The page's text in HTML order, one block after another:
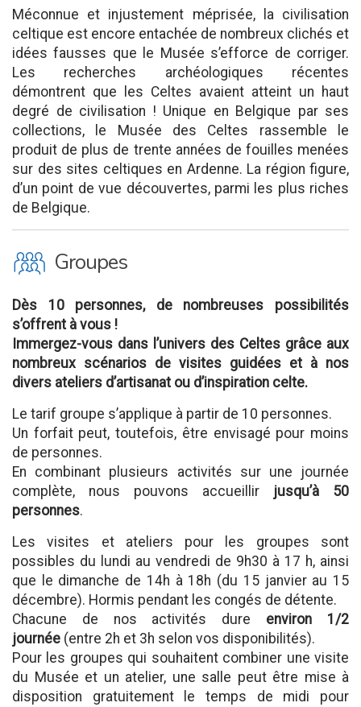
Méconnue et injustement méprisée, la civilisation
celtique est encore entachée de nombreux clichés et
idées fausses que le Musée s’efforce de corriger.
Les recherches archéologiques récentes
démontrent que les Celtes avaient atteint un haut
degré de civilisation ! Unique en Belgique par ses
collections, le Musée des Celtes rassemble le
produit de plus de trente années de fouilles menées
sur des sites celtiques en Ardenne. La région figure,
d’un point de vue découvertes, parmi les plus riches
de Belgique.
O Groupes
Dès 10 personnes, de nombreuses possibilités
s’offrent à vous !
Immergez-vous dans l’univers des Celtes grâce aux
nombreux scénarios de visites guidées et à nos
divers ateliers d’artisanat ou d’inspiration celte.
Le tarif groupe s’applique à partir de 10 personnes.
Un forfait peut, toutefois, être envisagé pour moins
de personnes.
En combinant plusieurs activités sur une journée
complète, nous pouvons accueillir jusqu’à
50
personnes.
Les visites et ateliers pour les groupes sont
possibles du lundi au vendredi de 9h30 à 17 h, ainsi
que le dimanche de 14h à 18h (du 15 janvier au 15
décembre). Hormis pendant les congés de détente.
Chacune de nos activités dure environ 1/2
journée (entre 2h et 3h selon vos disponibilités).
Pour les groupes qui souhaitent combiner une visite
du Musée et un atelier, une salle peut être mise à
disposition gratuitement le temps de midi pour